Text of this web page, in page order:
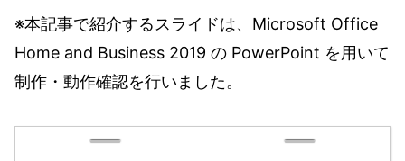
※本記事で紹介するスライドは、Microsoft Office
Home and Business 2019 の PowerPoint を用いて
制作・動作確認を行いました。